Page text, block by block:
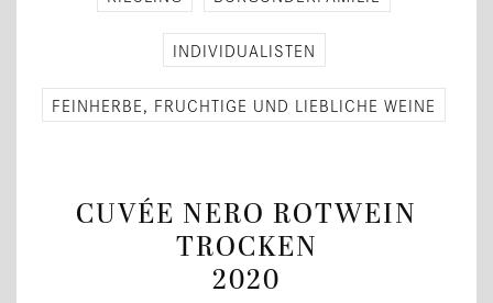
IN­DI­VI­DUA­LIS­TEN
FEIN­HER­BE, FRUCH­TI­GE UND LIEB­LI­CHE WEINE
CUVÉE NERO ROTWEIN
TROCKEN
2020